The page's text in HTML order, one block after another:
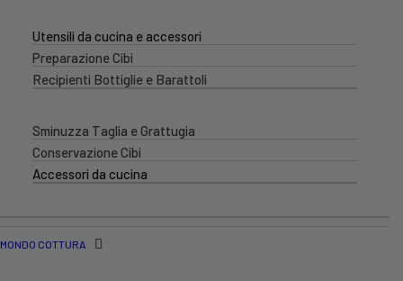
Utensili da cucina e accessori
Preparazione Cibi
Recipienti Bottiglie e Barattoli
Sminuzza Taglia e Grattugia
Conservazione Cibi
Accessori da cucina
MONDO COTTURA